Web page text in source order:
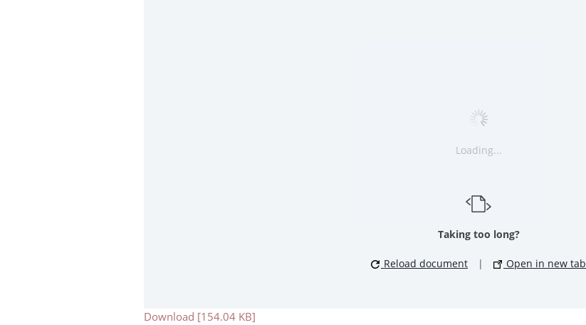
Loading...
Taking too long?
Reload document | Open in new tab
Download [154.04 KB]